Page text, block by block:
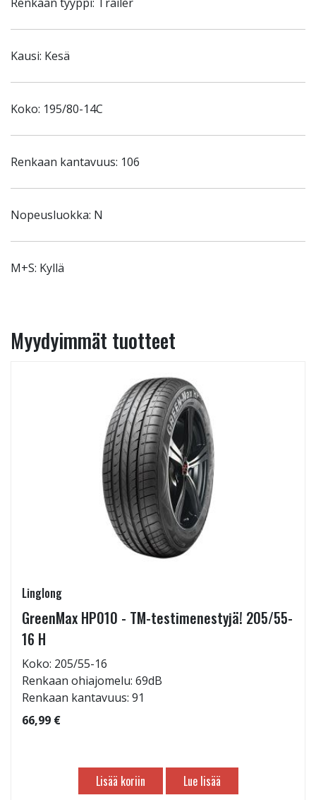
Kausi: Kesä
Koko: 195/80-14C
Renkaan kantavuus: 106
Nopeusluokka: N
M+S: Kyllä
Myydyimmät tuotteet
Linglong
GreenMax HP010 - TM-testimenestyjä! 205/55-
16 H
Koko: 205/55-16
Renkaan ohiajomelu: 69dB
Renkaan kantavuus: 91
66,99 €
Lisää koriin Lue lisää